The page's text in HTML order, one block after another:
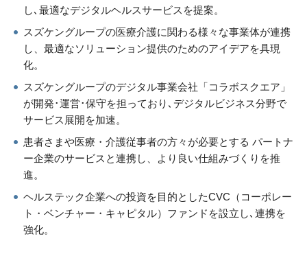
し､最適なデジタルヘルスサービスを提案。
スズケングループの医療介護に関わる様々な事業体が連携
し、最適なソリューション提供のためのアイデアを具現
化。
スズケングループのデジタル事業会社「コラボスクエア」
が開発･運営･保守を担っており､デジタルビジネス分野で
サービス展開を加速。
患者さまや医療・介護従事者の方々が必要とする パートナ
ー企業のサービスと連携し、より良い仕組みづくりを推
進。
ヘルステック企業への投資を目的としたCVC（コーポレー
ト・ベンチャー・キャピタル）ファンドを設立し､連携を
強化。